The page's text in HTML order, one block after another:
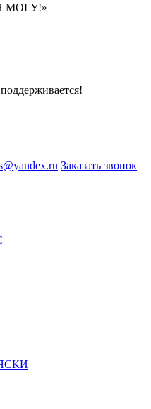
МОГУ!»
Заказать звонок